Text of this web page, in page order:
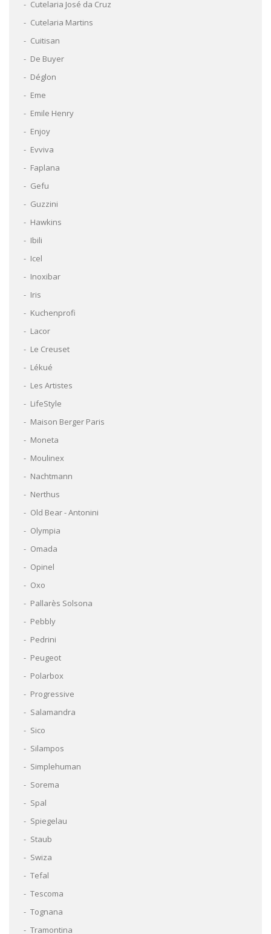
Cutelaria José da Cruz
Cutelaria Martins
Cuitisan
De Buyer
Déglon
Eme
Emile Henry
Enjoy
Evviva
Faplana
Gefu
Guzzini
Hawkins
Ibili
Icel
Inoxibar
Iris
Kuchenprofi
Lacor
Le Creuset
Lékué
Les Artistes
LifeStyle
Maison Berger Paris
Moneta
Moulinex
Nachtmann
Nerthus
Old Bear - Antonini
Olympia
Omada
Opinel
Oxo
Pallarès Solsona
Pebbly
Pedrini
Peugeot
Polarbox
Progressive
Salamandra
Sico
Silampos
Simplehuman
Sorema
Spal
Spiegelau
Staub
Swiza
Tefal
Tescoma
Tognana
Tramontina